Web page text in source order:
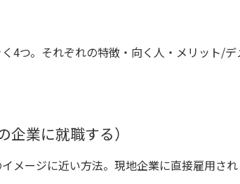
4つ。それぞれの特徴・向く人・メリット/
企業に就職する）
メージに近い方法。現地企業に直接雇用さ